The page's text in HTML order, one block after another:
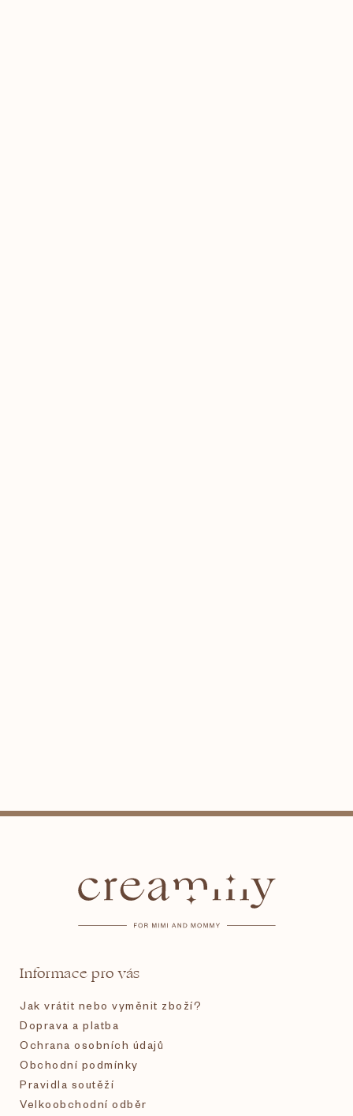
Informace pro vás
Jak vrátit nebo vyměnit zboží?
Doprava a platba
Ochrana osobních údajů
Obchodní podmínky
Pravidla soutěží
Velkoobchodní odběr